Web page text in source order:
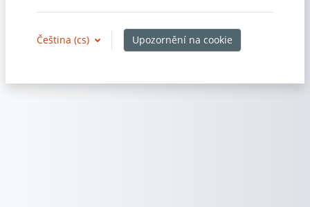
Čeština ‎(cs)‎ Upozornění na cookie